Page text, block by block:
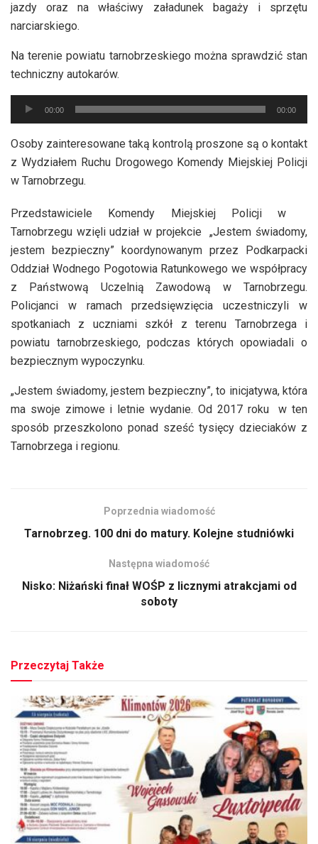
jazdy oraz na właściwy załadunek bagaży i sprzętu
narciarskiego.
Na terenie powiatu tarnobrzeskiego można sprawdzić stan
techniczny autokarów.
Odtwarzacz
plików
dźwiękowych
00:00 00:00
Osoby zainteresowane taką kontrolą proszone są o kontakt
z Wydziałem Ruchu Drogowego Komendy Miejskiej Policji
w Tarnobrzegu.
Przedstawiciele Komendy Miejskiej Policji w
Tarnobrzegu wzięli udział w projekcie „Jestem świadomy,
jestem bezpieczny” koordynowanym przez Podkarpacki
Oddział Wodnego Pogotowia Ratunkowego we współpracy
z Państwową Uczelnią Zawodową w Tarnobrzegu.
Policjanci w ramach przedsięwzięcia uczestniczyli w
spotkaniach z uczniami szkół z terenu Tarnobrzega i
powiatu tarnobrzeskiego, podczas których opowiadali o
bezpiecznym wypoczynku.
„Jestem świadomy, jestem bezpieczny”, to inicjatywa, która
ma swoje zimowe i letnie wydanie. Od 2017 roku w ten
sposób przeszkolono ponad sześć tysięcy dzieciaków z
Tarnobrzega i regionu.
Poprzednia wiadomość
Tarnobrzeg. 100 dni do matury. Kolejne studniówki
Następna wiadomość
Nisko: Niżański finał WOŚP z licznymi atrakcjami od
soboty
Przeczytaj Także